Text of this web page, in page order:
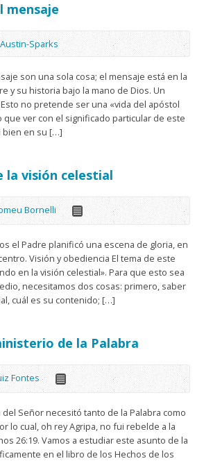
mensaje
Sparks
son una sola cosa; el mensaje está en la
y su historia bajo la mano de Dios. Un
no pretende ser una «vida del apóstol
que ver con el significado particular de este
bien en su […]
la visión celestial
Bornelli
el Padre planificó una escena de gloria, en
Visión y obediencia El tema de este
en la visión celestial». Para que esto sea
necesitamos dos cosas: primero, saber
cuál es su contenido; […]
de la Palabra
Fontes
del Señor necesitó tanto de la Palabra como
lo cual, oh rey Agripa, no fui rebelde a la
26:19. Vamos a estudiar este asunto de la
en el libro de los Hechos de los